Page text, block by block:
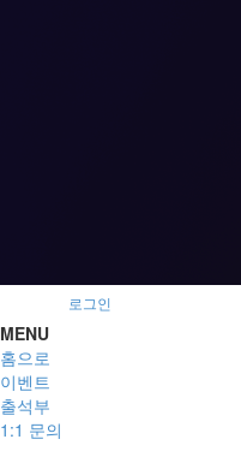
로그인
MENU
홈으로
이벤트
출석부
1:1 문의